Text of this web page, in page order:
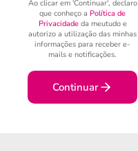
Ao clicar em 'Continuar', declaro
que conheço a Política de
Privacidadeda meutudo e
autorizo a utilização das minhas
informações para receber e-
mails e notificações.
Continuar